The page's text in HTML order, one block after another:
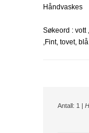
Håndvaskes
Søkeord : vott
,Fint, tovet, blå
Antall: 1 |